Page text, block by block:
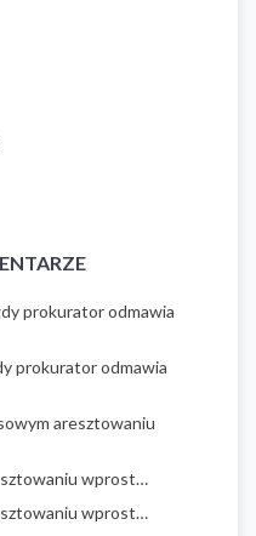
prokurator odmawia
prokurator odmawia
aresztowaniu
wprost…
wprost…